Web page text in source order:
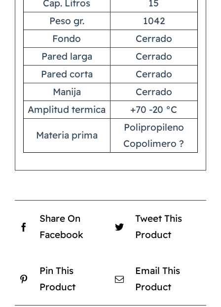
Cap. Litros
15
Peso gr.
1042
Fondo
Cerrado
Pared larga
Cerrado
Pared corta
Cerrado
Manija
Cerrado
Amplitud termica
+70 -20 °C
Materia prima
Polipropileno
Copolimero ?
Share On
Facebook
Tweet This
Product
Pin This
Product
Email This
Product